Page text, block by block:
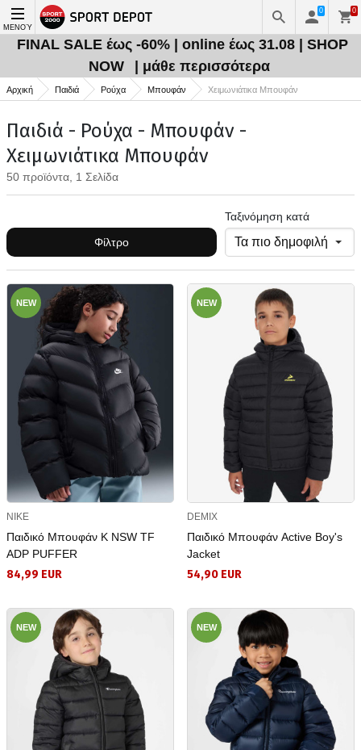
ΜΕΝΟΎ
0 0
FINAL SALE έως -60% | online έως 31.08 | SHOP
NOW
| μάθε περισσότερα
Αρχική Παιδιά Ρούχα Μπουφάν Χειμωνιάτικα Μπουφάν
Παιδιά - Ρούχα - Μπουφάν -
Χειμωνιάτικα Μπουφάν
50 προϊόντα, 1 Σελίδα
Φίλτρο
Ταξινόμηση κατά
NEW
NIKE
Παιδικό Μπουφάν K NSW TF
ADP PUFFER
84,99 EUR
NEW
DEMIX
Παιδικό Μπουφάν Active Boy's
Jacket
54,90 EUR
NEW NEW